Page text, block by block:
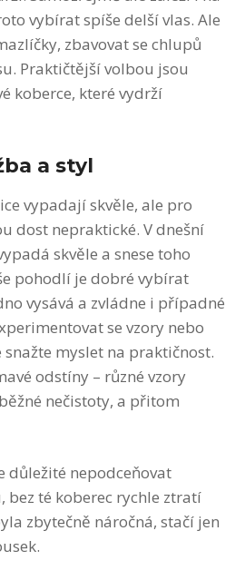
vybírat spíše delší vlas. Ale
zbavovat se chlupů
Praktičtější volbou jsou
koberce, které vydrží
a styl
vypadají skvěle, ale pro
dost nepraktické. V dnešní
skvěle a snese toho
pohodlí je dobré vybírat
vysává a zvládne i případné
se vzory nebo
snažte myslet na praktičnost.
odstíny – různé vzory
nečistoty, a přitom
důležité nepodceňovat
té koberec rychle ztratí
zbytečně náročná, stačí jen